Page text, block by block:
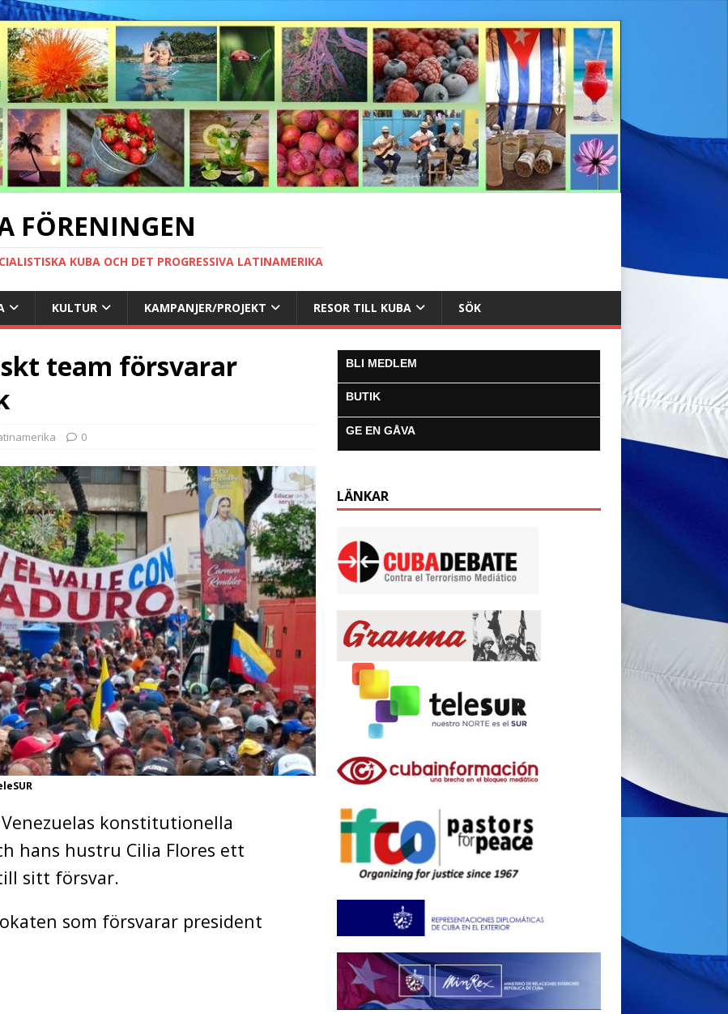
FÖRENINGEN
KUBA OCH DET PROGRESSIVA LATINAMERIKA
KULTUR KAMPANJER/PROJEKT RESOR TILL KUBA SÖK
team försvarar
0
konstitutionella
hans hustru Cilia Flores ett
sitt försvar.
som försvarar president
BLI MEDLEM
BUTIK
GE EN GÅVA
LÄNKAR